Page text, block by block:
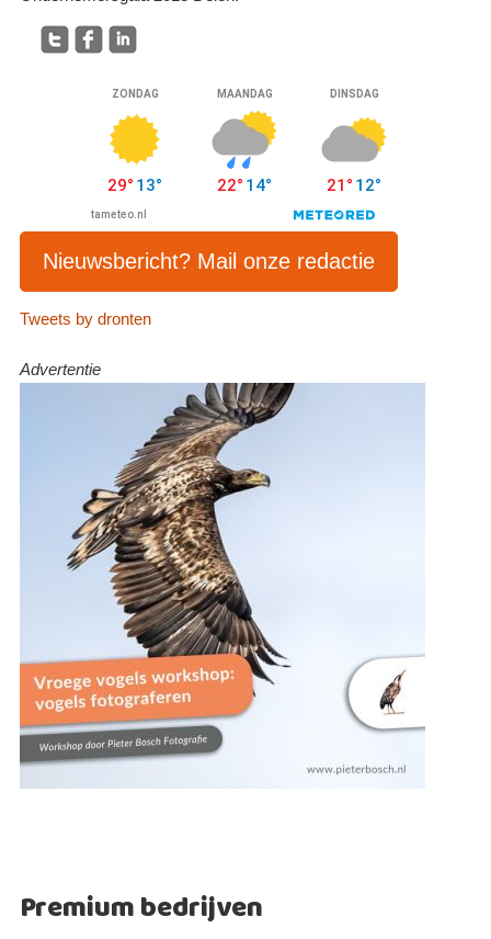
Nieuwsbericht? Mail onze redactie
Tweets by dronten
Advertentie
Premium bedrijven